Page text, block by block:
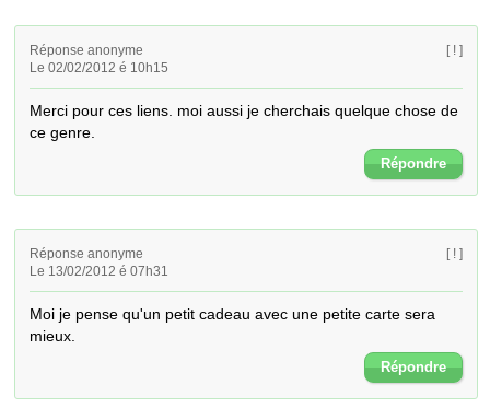
Réponse anonyme
Le 02/02/2012 é 10h15
[ ! ]
Merci pour ces liens. moi aussi je cherchais quelque chose de
ce genre.
Répondre
Réponse anonyme
Le 13/02/2012 é 07h31
[ ! ]
Moi je pense qu'un petit cadeau avec une petite carte sera
mieux.
Répondre